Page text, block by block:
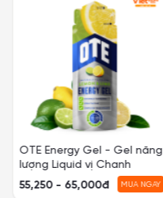
OTE Energy Gel - Gel năng
lượng Liquid vị Chanh
55,250 - 65,000đ
MUA NGAY